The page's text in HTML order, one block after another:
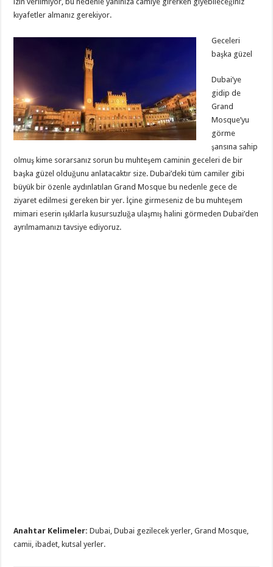
kıyafetler almanız gerekiyor.
Geceleri
başka güzel
Dubai’ye
gidip de
Grand
Mosque’yu
görme
şansına sahip
olmuş kime sorarsanız sorun bu muhteşem caminin geceleri de bir
başka güzel olduğunu anlatacaktır size. Dubai’deki tüm camiler gibi
büyük bir özenle aydınlatılan Grand Mosque bu nedenle gece de
ziyaret edilmesi gereken bir yer. İçine girmeseniz de bu muhteşem
mimari eserin ışıklarla kusursuzluğa ulaşmış halini görmeden Dubai’den
ayrılmamanızı tavsiye ediyoruz.
Anahtar Kelimeler:Dubai, Dubai gezilecek yerler, Grand Mosque,
camii, ibadet, kutsal yerler.